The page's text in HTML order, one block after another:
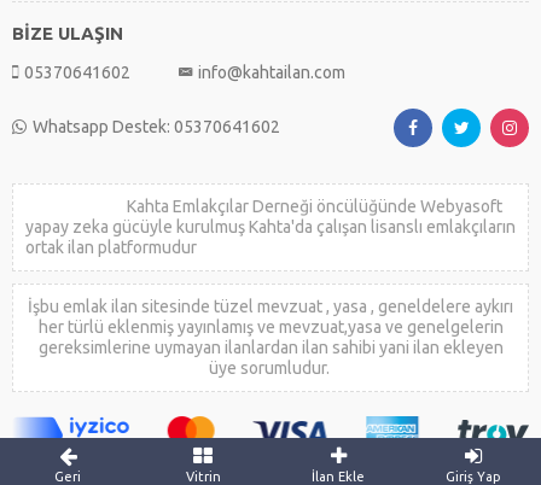
BİZE ULAŞIN
05370641602 info@kahtailan.com
Whatsapp Destek: 05370641602
Kahta Emlakçılar Derneği öncülüğünde Webyasoft
yapay zeka gücüyle kurulmuş Kahta'da çalışan lisanslı emlakçıların
ortak ilan platformudur
İşbu emlak ilan sitesinde tüzel mevzuat , yasa , geneldelere aykırı
her türlü eklenmiş yayınlamış ve mevzuat,yasa ve genelgelerin
gereksimlerine uymayan ilanlardan ilan sahibi yani ilan ekleyen
üye sorumludur.
Geri Vitrin İlan Ekle Giriş Yap